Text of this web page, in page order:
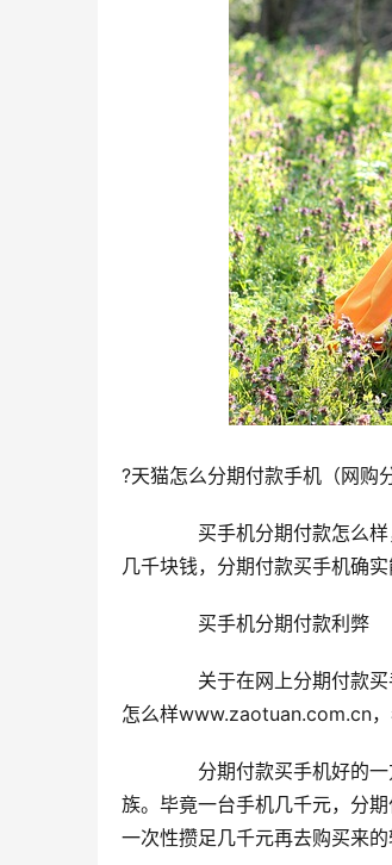
?天猫怎么分期付款手机（网购
买手机分期付款怎么样
几千块钱，分期付款买手机确
买手机分期付款利弊
关于在网上分期付款买
怎么样www.zaotuan.com.cn，
分期付款买手机好的一
族。毕竟一台手机几千元，分
一次性攒足几千元再去购买来的